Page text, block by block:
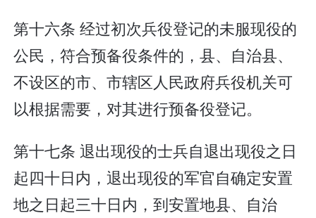
第十六条 经过初次兵役登记的未服现役的
公民，符合预备役条件的，县、自治县、
不设区的市、市辖区人民政府兵役机关可
以根据需要，对其进行预备役登记。
第十七条 退出现役的士兵自退出现役之日
起四十日内，退出现役的军官自确定安置
地之日起三十日内，到安置地县、自治